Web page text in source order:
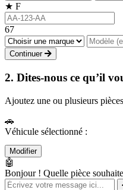
★ F
67
Continuer
2. Dites-nous ce qu’il
Ajoutez une ou plusieurs
🚗
Véhicule sélectionné :
Modifier
🤖
Bonjour ! Quelle pièce